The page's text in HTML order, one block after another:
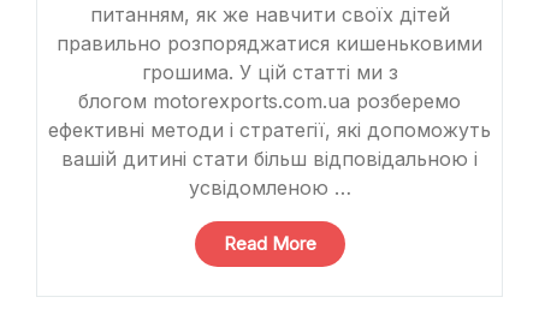
питанням, як же навчити своїх дітей
правильно розпоряджатися кишеньковими
грошима. У цій статті ми з
блогом motorexports.com.ua розберемо
ефективні методи і стратегії, які допоможуть
вашій дитині стати більш відповідальною і
усвідомленою …
Read More“Як
навчити
дитину